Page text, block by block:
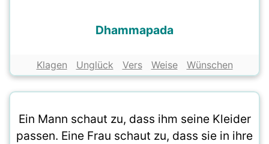
Dhammapada
Klagen Unglück Vers Weise Wünschen
Ein Mann schaut zu, dass ihm seine Kleider
passen. Eine Frau schaut zu, dass sie in ihre